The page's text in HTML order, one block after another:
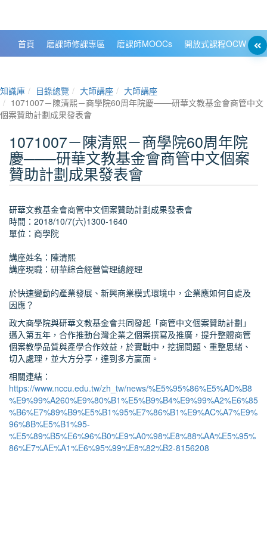
首頁 磨課師修課專區 磨課師MOOCs 開放式課程OCW
知識庫 目錄總覽 大師講座
大師講座
1071007－陳清熙－商學院60周年院慶───研華文教基金會商管中文
個案贊助計劃成果發表會
1071007－陳清熙－商學院60周年院
慶───研華文教基金會商管中文個案
贊助計劃成果發表會
研華文教基金會商管中文個案贊助計劃成果發表會
時間：2018/10/7(六)1300-1640
單位：商學院
講座姓名：陳清熙
講座現職：研華綜合經營管理總經理
於快速變動的產業發展、新興商業模式環境中，企業應如何自處及
因應？
政大商學院與研華文教基金會共同發起「商管中文個案贊助計劃」
邁入第五年，合作推動台灣企業之個案撰寫及推廣，提升整體商管
個案教學品質與產學合作效益，於實戰中，挖掘問題、重整思緒、
切入處理，並大方分享，達到多方贏面。
相關連結：
https://www.nccu.edu.tw/zh_tw/news/%E5%95%86%E5%AD%B8
%E9%99%A260%E9%80%B1%E5%B9%B4%E9%99%A2%E6%85
%B6%E7%89%B9%E5%B1%95%E7%86%B1%E9%AC%A7%E9%
96%8B%E5%B1%95-
%E5%89%B5%E6%96%B0%E9%A0%98%E8%88%AA%E5%95%
86%E7%AE%A1%E6%95%99%E8%82%B2-8156208